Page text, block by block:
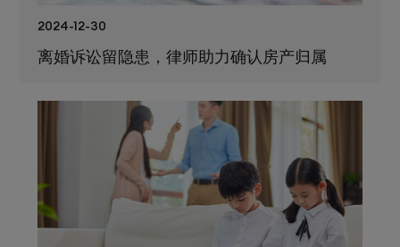
2024-12-30
离婚诉讼留隐患，律师助力确认房产归属